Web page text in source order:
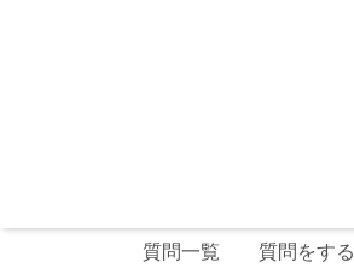
質問一覧 質問をする